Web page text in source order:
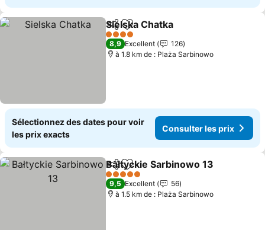
PartagerAjouter à mes favoris
Sielska Chatka
4 Étoiles
8,9 Excellent
126
à 1.8 km de : Plaża Sarbinowo
Sélectionnez des dates pour voir
les prix exacts
Consulter les prix
PartagerAjouter à mes favoris
Bałtyckie Sarbinowo 13
5 Étoiles
9,5 Excellent
56
à 1.5 km de : Plaża Sarbinowo